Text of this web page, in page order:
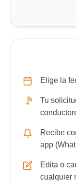
Elige la
Tu
Recibe
app
Edita o
cualquier